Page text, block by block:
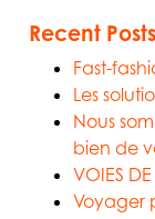
Recent Posts
Fast-
Les
Nous
bien de
VOIES DE
Voyager